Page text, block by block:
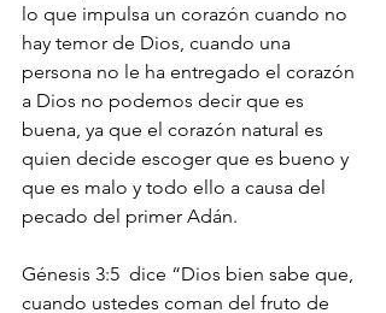
lo que impulsa un corazón cuando no
hay temor de Dios, cuando una
persona no le ha entregado el corazón
a Dios no podemos decir que es
buena, ya que el corazón natural es
quien decide escoger que es bueno y
que es malo y todo ello a causa del
pecado del primer Adán.
Génesis 3:5  dice “Dios bien sabe que,
cuando ustedes coman del fruto de